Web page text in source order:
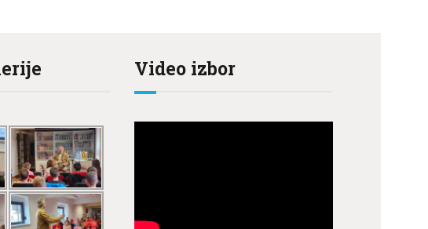
Video izbor